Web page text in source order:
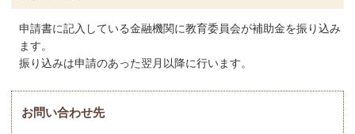
申請書に記入している金融機関に教育委員会が補助金を振り込み
ます。
振り込みは申請のあった翌月以降に行います。
お問い合わせ先